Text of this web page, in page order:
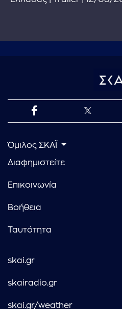
Όμιλος ΣΚΑΪ
Διαφημιστείτε
Επικοινωνία
Βοήθεια
Ταυτότητα
skai.gr
skairadio.gr
skai.gr/weather